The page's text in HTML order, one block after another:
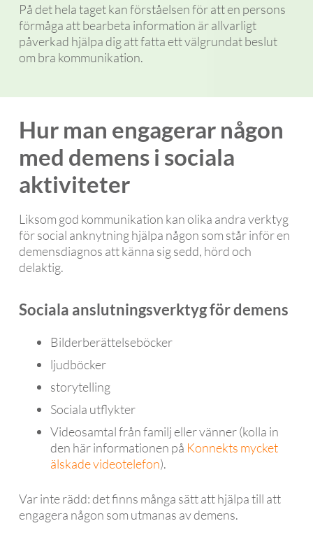
På det hela taget kan förståelsen för att en persons
förmåga att bearbeta information är allvarligt
påverkad hjälpa dig att fatta ett välgrundat beslut
om bra kommunikation.
Hur man engagerar någon
med demens i sociala
aktiviteter
Liksom god kommunikation kan olika andra verktyg
för social anknytning hjälpa någon som står inför en
demensdiagnos att känna sig sedd, hörd och
delaktig.
Sociala anslutningsverktyg för demens
Bilderberättelseböcker
ljudböcker
storytelling
Sociala utflykter
Videosamtal från familj eller vänner (kolla in
den här informationen på Konnekts mycket
älskade videotelefon).
Var inte rädd: det finns många sätt att hjälpa till att
engagera någon som utmanas av demens.